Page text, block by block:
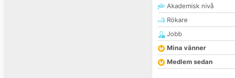
Akademisk nivå
Rökare
Jobb
Mina vänner
Medlem sedan